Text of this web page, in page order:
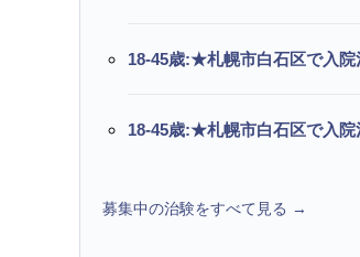
18-45歳:★札幌市白石区で入
18-45歳:★札幌市白石区で入
募集中の治験をすべて見る →